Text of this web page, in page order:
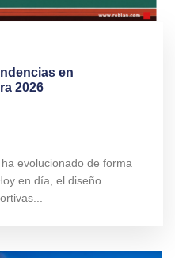
en
2026
evolucionado de forma
en día, el diseño